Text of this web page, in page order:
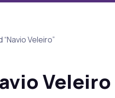
Veleiro”
Veleiro